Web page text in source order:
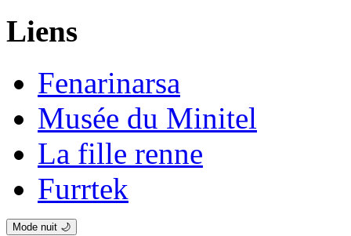
Liens
Fenarinarsa
Musée du Minitel
La fille renne
Furrtek
Mode nuit 🌙